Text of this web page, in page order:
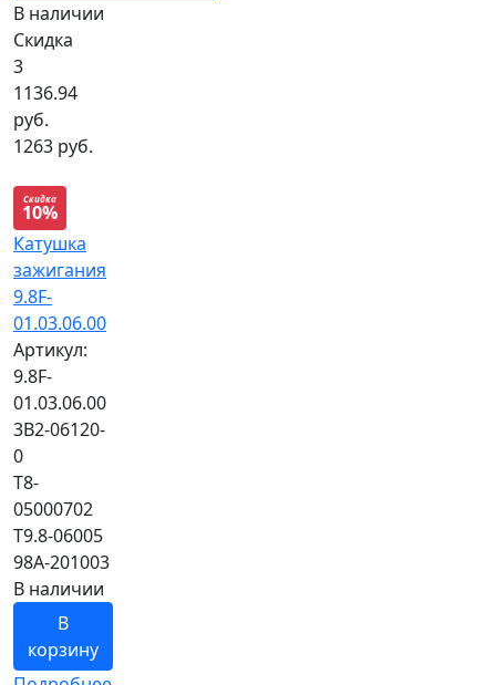
В наличии
Скидка
3
1136.94
руб.
1263 руб.
Скидка
10%
Катушка
зажигания
9.8F-
01.03.06.00
Артикул:
9.8F-
01.03.06.00
3B2-06120-
0
T8-
05000702
T9.8-06005
98A-201003
В наличии
В
корзину